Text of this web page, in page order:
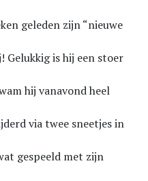
geleden zijn “nieuwe
is hij een stoer
hij vanavond heel
via twee sneetjes in
gespeeld met zijn